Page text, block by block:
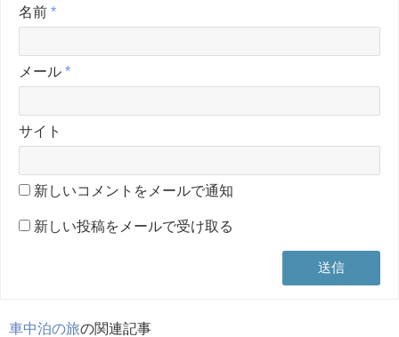
名前 *
メール *
サイト
新しいコメントをメールで通知
新しい投稿をメールで受け取る
車中泊の旅の関連記事